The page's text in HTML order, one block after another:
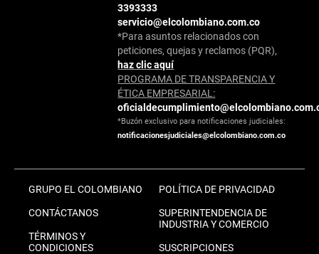
3393333
servicio@elcolombiano.com.co
*Para asuntos relacionados con
peticiones, quejas y reclamos (PQR),
haz clic aquí
PROGRAMA DE TRANSPARENCIA Y
ÉTICA EMPRESARIAL:
*Buzón exclusivo para notificaciones judiciales:
notificacionesjudiciales@elcolombiano.com.co
GRUPO EL COLOMBIANO
CONTÁCTANOS
TÉRMINOS Y
CONDICIONES
POLÍTICA DE PRIVACIDAD
SUPERINTENDENCIA DE
INDUSTRIA Y COMERCIO
SUSCRIPCIONES